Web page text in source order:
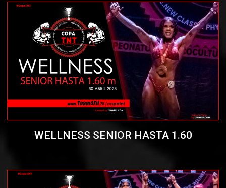
WELLNESS SENIOR HASTA 1.60